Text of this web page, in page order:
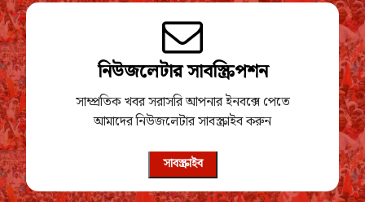
নিউজলেটার সাবস্ক্রিপশন
সাম্প্রতিক খবর সরাসরি আপনার ইনবক্সে পেতে
আমাদের নিউজলেটার সাবস্ক্রাইব করুন
সাবস্ক্রাইব